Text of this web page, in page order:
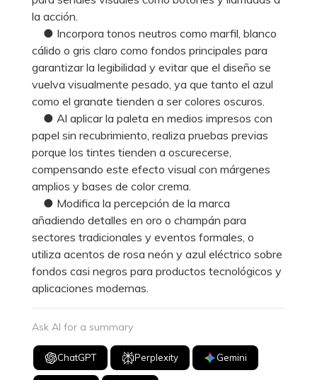
la acción.
● Incorpora tonos neutros como marfil, blanco
cálido o gris claro como fondos principales para
garantizar la legibilidad y evitar que el diseño se
vuelva visualmente pesado, ya que tanto el azul
como el granate tienden a ser colores oscuros.
● Al aplicar la paleta en medios impresos con
papel sin recubrimiento, realiza pruebas previas
porque los tintes tienden a oscurecerse,
compensando este efecto visual con márgenes
amplios y bases de color crema.
● Modifica la percepción de la marca
añadiendo detalles en oro o champán para
sectores tradicionales y eventos formales, o
utiliza acentos de rosa neón y azul eléctrico sobre
fondos casi negros para productos tecnológicos y
aplicaciones modernas.
Ask AI for a summary
ChatGPT Perplexity Gemini